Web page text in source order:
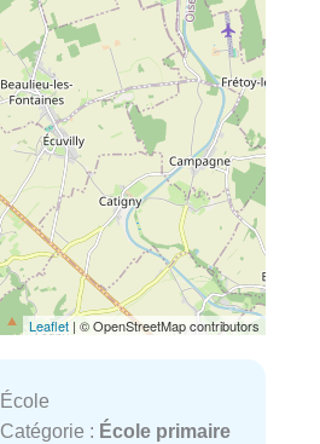
Leaflet| © OpenStreetMap contributors
École
Catégorie : École primaire